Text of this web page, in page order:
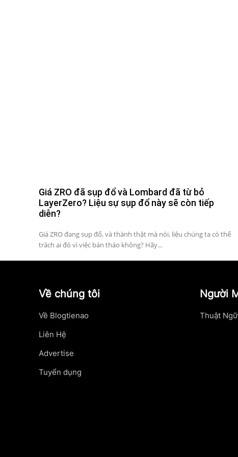
Giá ZRO đã sụp đổ và Lombard đã từ bỏ
LayerZero? Liệu sự sụp đổ này sẽ còn tiếp
diễn?
Giá ZRO đang sụp đổ, và thành thật mà nói, liệu chúng ta có thể
trách ai đó vì việc bán tháo không? Hãy...
Về chúng tôi
Về Blogtienao
Liên Hệ
Advertise
Tuyển dụng
Người
Thuật